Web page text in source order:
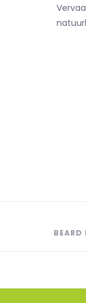
BEARD